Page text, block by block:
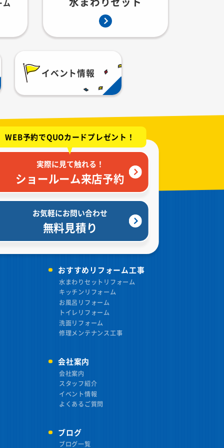
ム
イベント情報
WEB予約でQUOカードプレゼント！
実際に見て触れる！
ショールーム来店予約
お気軽にお問い合わせ
無料見積り
おすすめリフォーム工事
水まわりセットリフォーム
キッチンリフォーム
お風呂リフォーム
トイレリフォーム
洗面リフォーム
修理メンテナンス工事
会社案内
会社案内
スタッフ紹介
イベント情報
よくあるご質問
ブログ
ブログ一覧